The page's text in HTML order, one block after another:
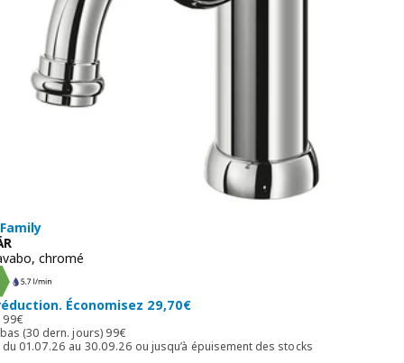
chromé
Économisez 29,70€
99€
Prix normal 99€
(30 dern. jours) 99€
Prix ​​le plus bas (30 dern. jours) 99€
du 01.07.26 au 30.09.26 ou jusqu’à épuisement des stocks